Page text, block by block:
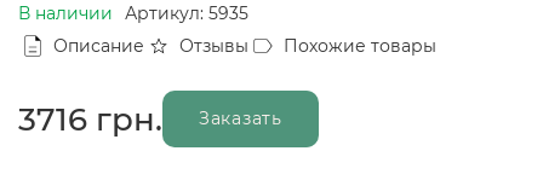
В наличии
Артикул: 5935
Описание
Отзывы Похожие товары
3716 грн. Заказать